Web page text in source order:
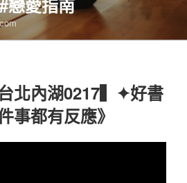
戀愛指南
台北內湖0217▍✦好書
事都有反應》